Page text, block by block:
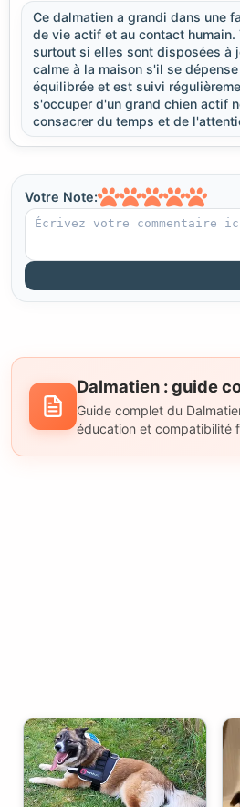
Ce dalmatien a grandi dans une
de vie actif et au contact
surtout si elles sont disposées à
calme à la maison s'il se
équilibrée et est suivi
s'occuper d'un grand chien actif
consacrer du temps et de
Votre Note:
Dalmatien : guide
Guide complet du
éducation et compatibilité